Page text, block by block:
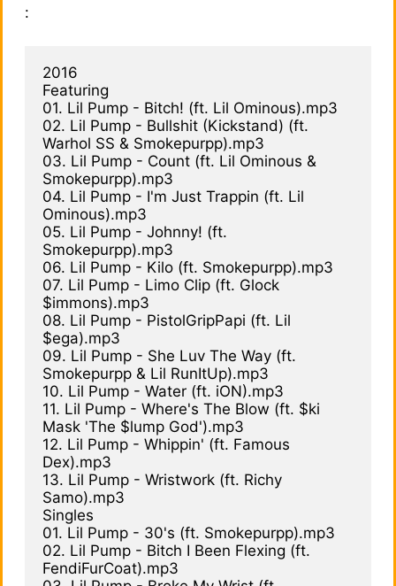
:
2016
Featuring
01. Lil Pump - Bitch! (ft. Lil Ominous).mp3
02. Lil Pump - Bullshit (Kickstand) (ft.
Warhol SS & Smokepurpp).mp3
03. Lil Pump - Count (ft. Lil Ominous &
Smokepurpp).mp3
04. Lil Pump - I'm Just Trappin (ft. Lil
Ominous).mp3
05. Lil Pump - Johnny! (ft.
Smokepurpp).mp3
06. Lil Pump - Kilo (ft. Smokepurpp).mp3
07. Lil Pump - Limo Clip (ft. Glock
$immons).mp3
08. Lil Pump - PistolGripPapi (ft. Lil
$ega).mp3
09. Lil Pump - She Luv The Way (ft.
Smokepurpp & Lil RunItUp).mp3
10. Lil Pump - Water (ft. iON).mp3
11. Lil Pump - Where's The Blow (ft. $ki
Mask 'The $lump God').mp3
12. Lil Pump - Whippin' (ft. Famous
Dex).mp3
13. Lil Pump - Wristwork (ft. Richy
Samo).mp3
Singles
01. Lil Pump - 30's (ft. Smokepurpp).mp3
02. Lil Pump - Bitch I Been Flexing (ft.
FendiFurCoat).mp3